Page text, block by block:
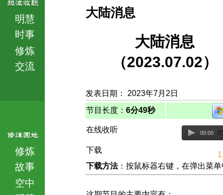
明慧
时事
修炼
交流
修炼
故事
空中
大陆消息
大陆消息
（2023.07.02）
发表日期： 2023年7月2日
节目长度： 6分49秒
在线收听 00:00
下载
下载方法：按鼠标器右键，在弹出菜